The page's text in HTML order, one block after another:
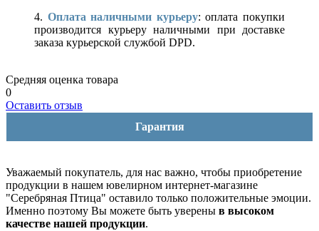
4. Оплата наличными курьеру: оплата покупки
производится курьеру наличными при доставке
заказа курьерской службой DPD.
Средняя оценка товара
0
Оставить отзыв
Гарантия
Уважаемый покупатель, для нас важно, чтобы приобретение
продукции в нашем ювелирном интернет-магазине
"Серебряная Птица" оставило только положительные эмоции.
Именно поэтому Вы можете быть уверены в высоком
качестве нашей продукции.